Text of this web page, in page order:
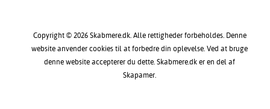
Copyright © 2026 Skabmere.dk. Alle rettigheder forbeholdes. Denne
website anvender cookies til at forbedre din oplevelse. Ved at bruge
denne website accepterer du dette. Skabmere.dk er en del af
Skapamer.